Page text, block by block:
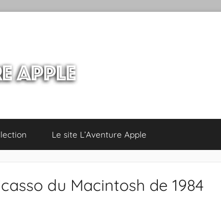
Le site L’Aventure Apple
du Macintosh de 1984